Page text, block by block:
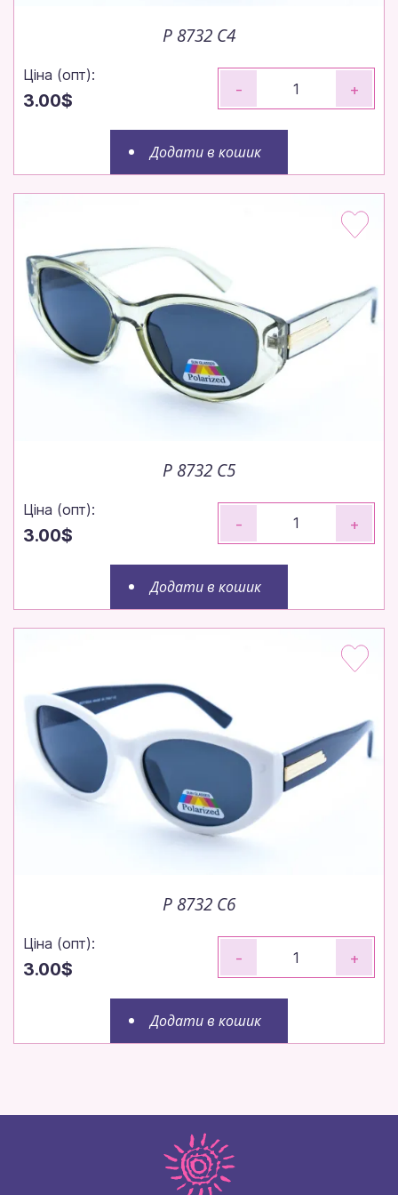
P 8732 C4
Ціна (опт):
3.00$
- +
Додати в кошик
P 8732 C5
Ціна (опт):
3.00$
- +
Додати в кошик
P 8732 C6
Ціна (опт):
3.00$
- +
Додати в кошик